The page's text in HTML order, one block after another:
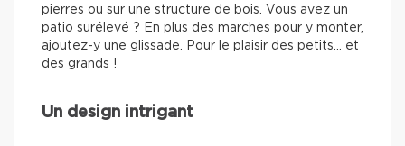
pierres ou sur une structure de bois. Vous avez un
patio surélevé ? En plus des marches pour y monter,
ajoutez-y une glissade. Pour le plaisir des petits… et
des grands !
Un design intrigant